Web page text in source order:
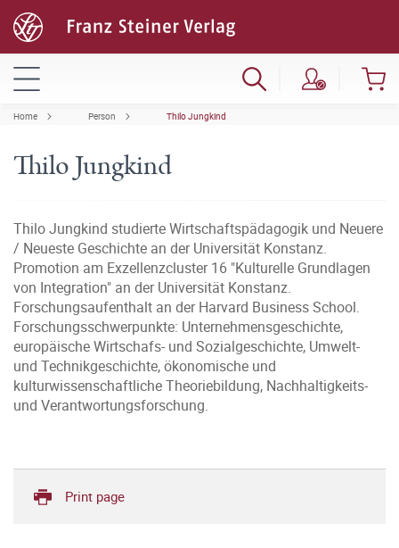
Home Person Thilo Jungkind
Thilo Jungkind
Thilo Jungkind studierte Wirtschaftspädagogik und Neuere
/ Neueste Geschichte an der Universität Konstanz.
Promotion am Exzellenzcluster 16 "Kulturelle Grundlagen
von Integration" an der Universität Konstanz.
Forschungsaufenthalt an der Harvard Business School.
Forschungsschwerpunkte: Unternehmensgeschichte,
europäische Wirtschafs- und Sozialgeschichte, Umwelt-
und Technikgeschichte, ökonomische und
kulturwissenschaftliche Theoriebildung, Nachhaltigkeits-
und Verantwortungsforschung.
Print page